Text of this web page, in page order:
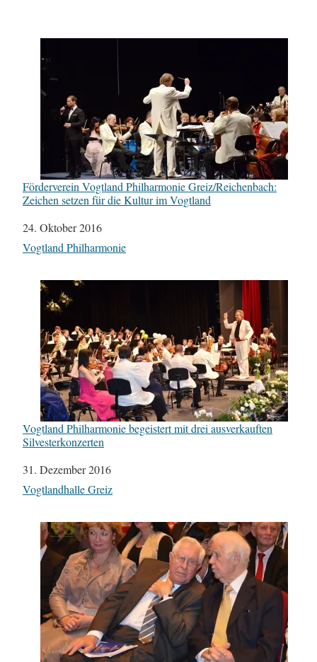
Förderverein Vogtland Philharmonie Greiz/Reichenbach:
Zeichen setzen für die Kultur im Vogtland
Datum
24. Oktober 2016
In Bezug auf
Vogtland Philharmonie
Vogtland Philharmonie begeistert mit drei ausverkauften
Silvesterkonzerten
Datum
31. Dezember 2016
In Bezug auf
Vogtlandhalle Greiz